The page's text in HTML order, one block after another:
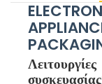
Λειτουργίες